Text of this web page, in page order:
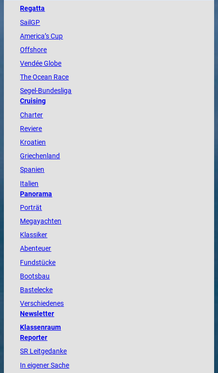
Regatta
SailGP
America’s Cup
Offshore
VendéeGlobe
TheOcean Race
Segel-Bundesliga
Cruising
Charter
Reviere
Kroatien
Griechenland
Spanien
Italien
Panorama
Porträt
Megayachten
Klassiker
Abenteuer
Fundstücke
Bootsbau
Bastelecke
Verschiedenes
Newsletter
Klassenraum
Reporter
SR Leitgedanke
In eigener Sache